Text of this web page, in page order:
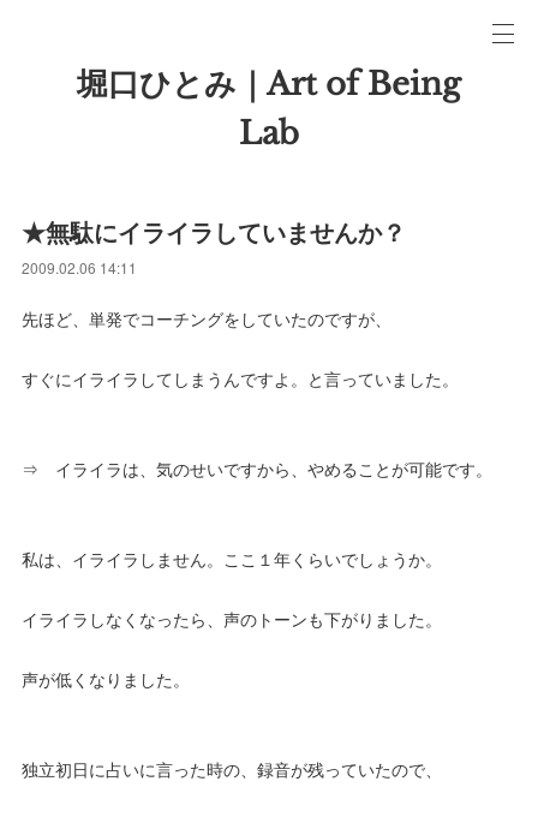
堀口ひとみ｜Art of Being
Lab
★無駄にイライラしていませんか？
2009.02.06 14:11
先ほど、単発でコーチングをしていたのですが、
すぐにイライラしてしまうんですよ。と言っていました。
⇒ イライラは、気のせいですから、やめることが可能です。
私は、イライラしません。ここ１年くらいでしょうか。
イライラしなくなったら、声のトーンも下がりました。
声が低くなりました。
独立初日に占いに言った時の、録音が残っていたので、